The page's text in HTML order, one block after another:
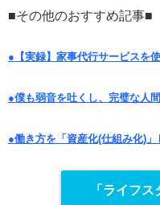
■その他のおすすめ記事■
●【実録】家事代行サービスを
●僕も弱音を吐くし、完璧な人間
●働き方を「資産化(仕組み化)」
「ライフ